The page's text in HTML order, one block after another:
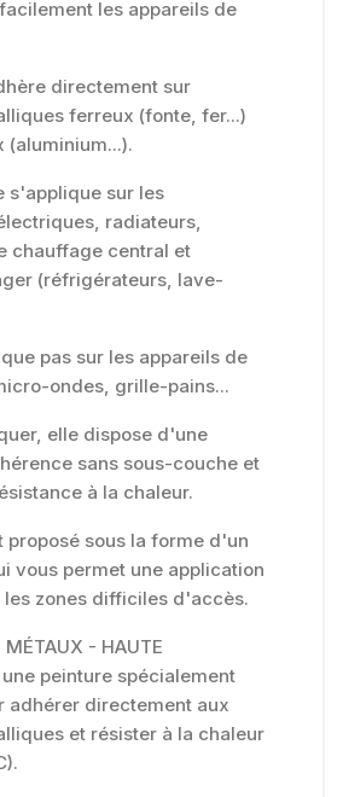
les appareils de
directement sur
ferreux (fonte, fer...)
(aluminium...).
s'applique sur les
radiateurs,
chauffage central et
(réfrigérateurs, lave-
pas sur les appareils de
ondes, grille-pains...
elle dispose d'une
sans sous-couche et
à la chaleur.
proposé sous la forme d'un
vous permet une application
zones difficiles d'accès.
MÉTAUX - HAUTE
une peinture spécialement
adhérer directement aux
et résister à la chaleur